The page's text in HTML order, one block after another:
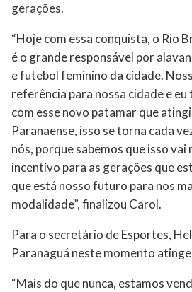
gerações.
“Hoje com essa conquista, o Rio
é o grande responsável por
e futebol feminino da cidade.
referência para nossa cidade e
com esse novo patamar que
Paranaense, isso se torna cada
nós, porque sabemos que isso
incentivo para as gerações que
que está nosso futuro para nos
modalidade”, finalizou Carol.
Para o secretário de Esportes,
Paranaguá neste momento
“Mais do que nunca, estamos